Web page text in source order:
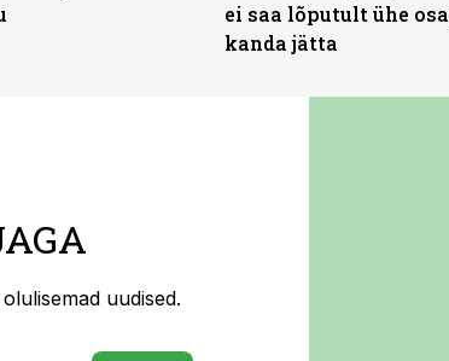
ei saa lõputult ühe
kanda jätta
uudised.